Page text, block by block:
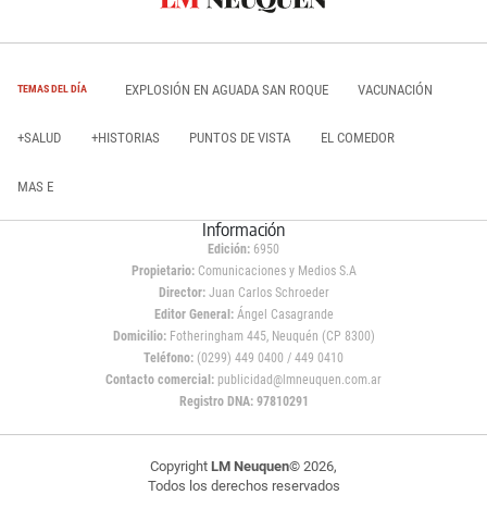
TEMAS DEL DÍA EXPLOSIÓN EN AGUADA SAN ROQUE VACUNACIÓN
+SALUD +HISTORIAS PUNTOS DE VISTA EL COMEDOR
MAS E
Información
Edición: 6950
Propietario:Comunicaciones y Medios S.A
Director: Juan Carlos Schroeder
Editor General:Ángel Casagrande
Domicilio:Fotheringham 445, Neuquén (CP 8300)
Teléfono: (0299) 449 0400 / 449 0410
Contacto comercial: publicidad@lmneuquen.com.ar
Registro DNA: 97810291
Copyright LM Neuquen© 2026,
Todos los derechos reservados